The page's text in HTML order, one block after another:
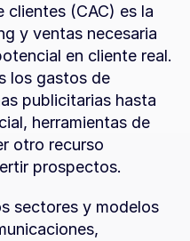
clientes (CAC) es la
y ventas necesaria
en cliente real.
los gastos de
publicitarias hasta
herramientas de
otro recurso
prospectos.
sectores y modelos